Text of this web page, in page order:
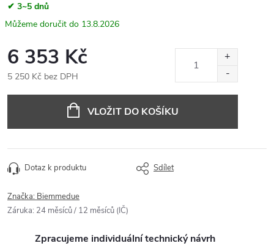
✔ 3~5 dnů
13.8.2026
6 353 Kč
5 250 Kč bez DPH
VLOŽIT DO KOŠÍKU
Dotaz k produktu Sdílet
Značka: Biemmedue
Záruka: 24 měsíců / 12 měsíců (IČ)
Zpracujeme individuální technický návrh